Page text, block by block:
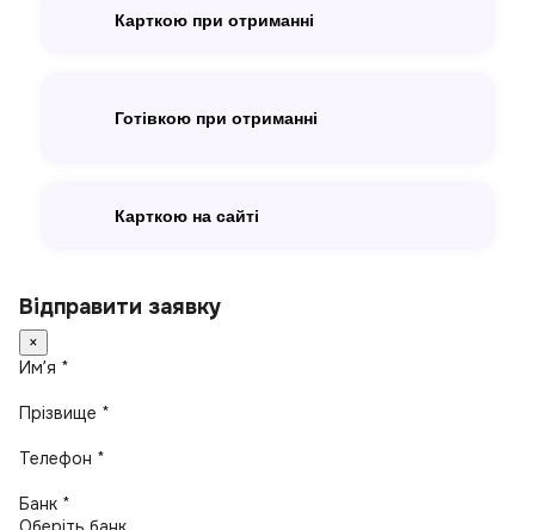
Карткою при отриманні
Готівкою при отриманні
Карткою на сайті
Відправити заявку
×
Имʼя *
Прізвище *
Телефон *
Банк *